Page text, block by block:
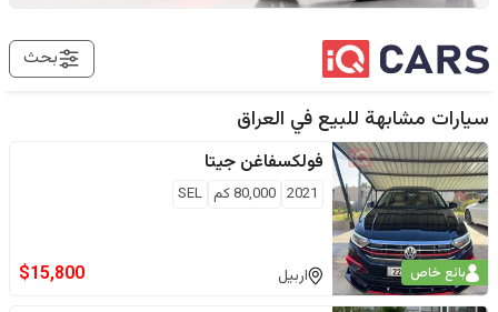
بحث
سيارات مشابهة للبيع في العراق
بائع خاص
فولكسفاغن جيتا
2021
80,000كم SEL
اربيل $15,800